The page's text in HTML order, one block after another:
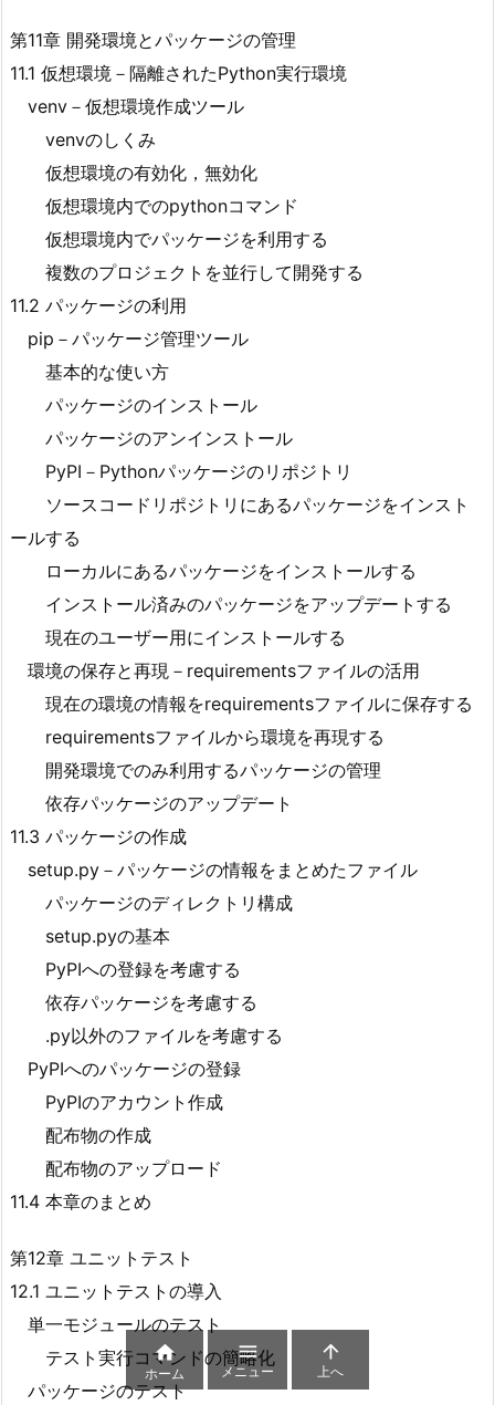
第11章 開発環境とパッケージの管理
11.1 仮想環境－隔離されたPython実行環境
venv－仮想環境作成ツール
venvのしくみ
仮想環境の有効化，無効化
仮想環境内でのpythonコマンド
仮想環境内でパッケージを利用する
複数のプロジェクトを並行して開発する
11.2 パッケージの利用
pip－パッケージ管理ツール
基本的な使い方
パッケージのインストール
パッケージのアンインストール
PyPI－Pythonパッケージのリポジトリ
ソースコードリポジトリにあるパッケージをインスト
ールする
ローカルにあるパッケージをインストールする
インストール済みのパッケージをアップデートする
現在のユーザー用にインストールする
環境の保存と再現－requirementsファイルの活用
現在の環境の情報をrequirementsファイルに保存する
requirementsファイルから環境を再現する
開発環境でのみ利用するパッケージの管理
依存パッケージのアップデート
11.3 パッケージの作成
setup.py－パッケージの情報をまとめたファイル
パッケージのディレクトリ構成
setup.pyの基本
PyPIへの登録を考慮する
依存パッケージを考慮する
.py以外のファイルを考慮する
PyPIへのパッケージの登録
PyPIのアカウント作成
配布物の作成
配布物のアップロード
11.4 本章のまとめ
第12章 ユニットテスト
12.1 ユニットテストの導入
単一モジュールのテスト
テスト実行コマンドの簡略化
パッケージのテスト

ホーム

メニュー

上へ